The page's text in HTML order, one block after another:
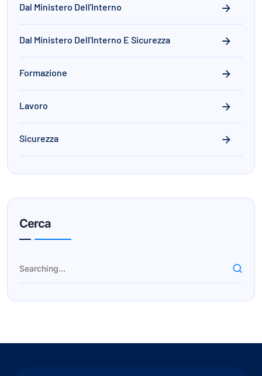
Dal Ministero Dell'Interno
Dal Ministero Dell'Interno E Sicurezza
Formazione
Lavoro
Sicurezza
Cerca